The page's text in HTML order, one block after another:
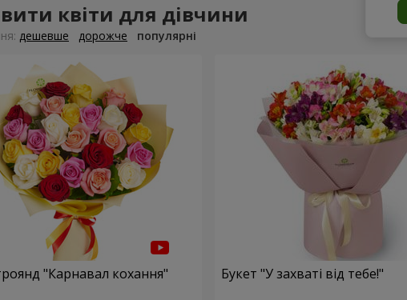
квіти для дівчини
дешевше дорожче популярні
"Карнавал кохання" Букет "У захваті від тебе!"